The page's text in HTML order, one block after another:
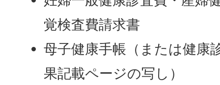
覚検査費請求書
母子健康手帳（または健康
果記載ページの写し）